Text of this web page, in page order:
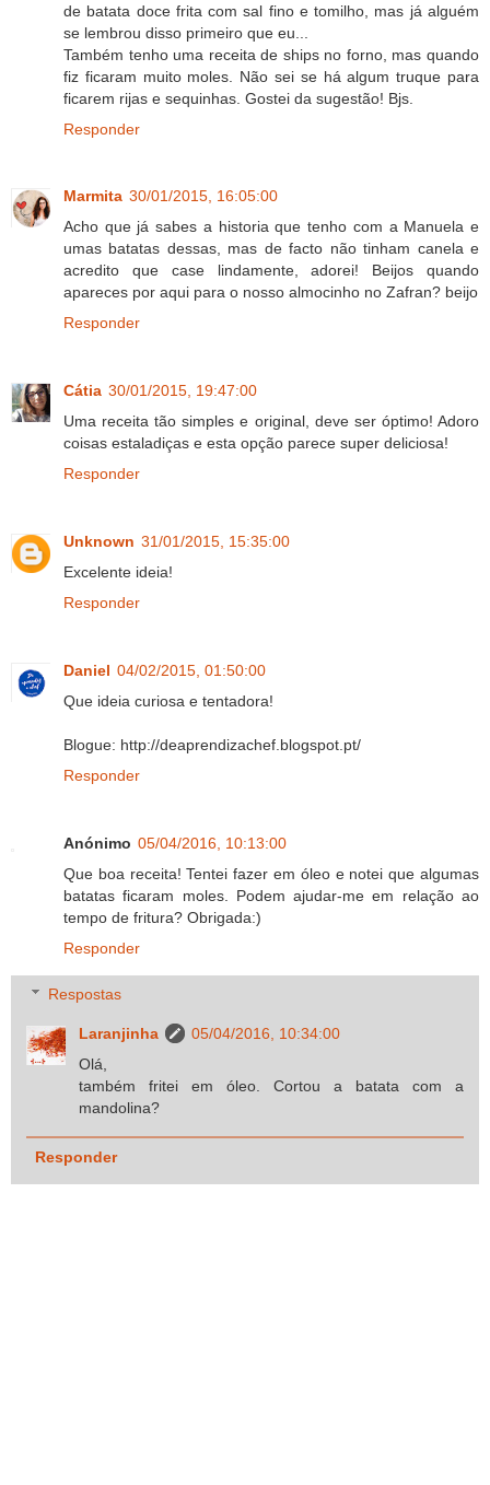
de batata doce frita com sal fino e tomilho, mas já alguém
se lembrou disso primeiro que eu...
Também tenho uma receita de ships no forno, mas quando
fiz ficaram muito moles. Não sei se há algum truque para
ficarem rijas e sequinhas. Gostei da sugestão! Bjs.
Responder
Marmita 30/01/2015, 16:05:00
Acho que já sabes a historia que tenho com a Manuela e
umas batatas dessas, mas de facto não tinham canela e
acredito que case lindamente, adorei! Beijos quando
apareces por aqui para o nosso almocinho no Zafran? beijo
Responder
Cátia 30/01/2015, 19:47:00
Uma receita tão simples e original, deve ser óptimo! Adoro
coisas estaladiças e esta opção parece super deliciosa!
Responder
Unknown 31/01/2015, 15:35:00
Excelente ideia!
Responder
Daniel 04/02/2015, 01:50:00
Que ideia curiosa e tentadora!
Blogue: http://deaprendizachef.blogspot.pt/
Responder
Anónimo 05/04/2016, 10:13:00
Que boa receita! Tentei fazer em óleo e notei que algumas
batatas ficaram moles. Podem ajudar-me em relação ao
tempo de fritura? Obrigada:)
Responder
Respostas
Laranjinha
05/04/2016, 10:34:00
Olá,
também fritei em óleo. Cortou a batata com a
mandolina?
Responder